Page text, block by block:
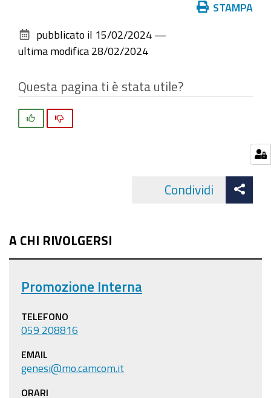
documento
STAMPA
pubblicato il 15/02/2024 —
ultima modifica 28/02/2024
Questa pagina ti è stata utile?
Condividi
A CHI RIVOLGERSI
Promozione Interna
TELEFONO
059 208816
EMAIL
genesi@mo.camcom.it
ORARI